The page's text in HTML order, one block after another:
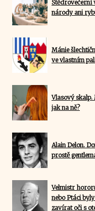
Štědrovečerní
národy ani
Mánie
ve vlastním
Vlasový skalp.
jak na ně?
Alain Delon.
prostě
Velmistr
nebo Ptáci
zavírat oči s